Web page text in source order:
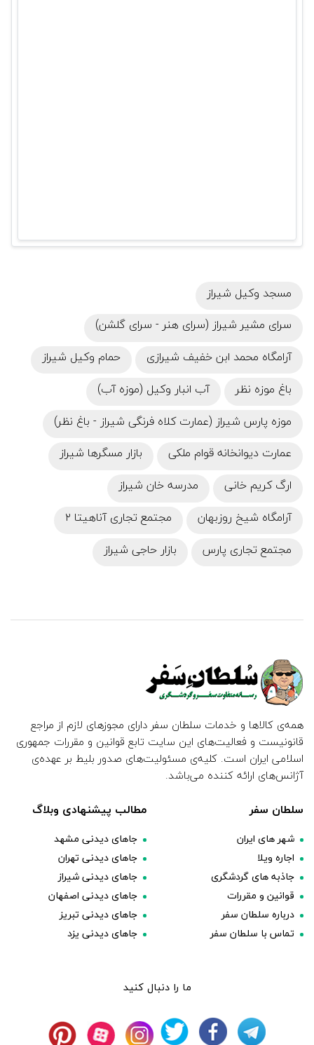
مسجد وکیل شیراز
سرای مشیر شیراز (سرای هنر - سرای گلشن)
آرامگاه محمد ابن خفیف شیرازی
حمام وکیل شیراز
باغ موزه نظر
آب انبار وکیل (موزه آب)
موزه پارس شیراز (عمارت کلاه فرنگی شیراز - باغ نظر)
عمارت دیوانخانه قوام ملکی
بازار مسگرها شیراز
ارگ کریم خانی
مدرسه خان شیراز
آرامگاه شیخ روزبهان
مجتمع تجاری آناهیتا ۲
مجتمع تجاری پارس
بازار حاجی شیراز
همه‌ی کالاها و خدمات سلطان سفر دارای مجوزهای لازم از مراجع
قانونیست و فعالیت‌های این سایت تابع قوانین و مقررات جمهوری
اسلامی ایران است. کلیه‌ی مسئولیت‌های صدور بلیط بر عهده‌ی
آژانس‌های ارائه کننده می‌باشد.
سلطان سفر
شهر های ایران
اجاره ویلا
جاذبه های گردشگری
قوانین و مقررات
درباره سلطان سفر
تماس با سلطان سفر
مطالب پیشنهادی وبلاگ
جاهای دیدنی مشهد
جاهای دیدنی تهران
جاهای دیدنی شیراز
جاهای دیدنی اصفهان
جاهای دیدنی تبریز
جاهای دیدنی یزد
ما را دنبال کنید